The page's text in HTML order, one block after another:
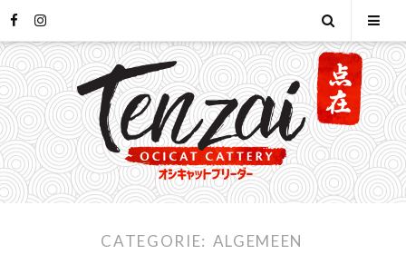
content
facebookinstagram
Search
CATEGORIE: ALGEMEEN